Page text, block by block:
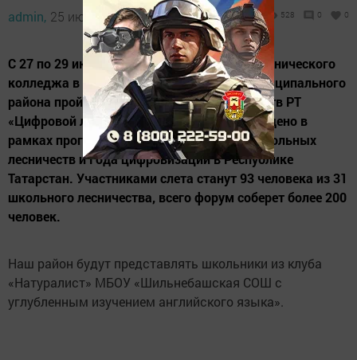
admin, 25 июля 2022 - 12:13 528 0 0
С 27 по 29 июля на базе Лубянского лесотехнического
колледжа в селе Лубяны Кукморского муниципального
района пройдет V Слет школьных лесничеств РТ
«Цифровой лес». Мероприятие будет проведено в
рамках программы развития движения школьных
лесничеств и Года цифровизации в Республике
Татарстан. Участниками слета станут 93 человека из 31
школьного лесничества, всего форум соберет более 200
человек.
Наш район будут представлять школьники из клуба
«Натуралист» МБОУ «Шильнебашская СОШ с
углубленным изучением английского языка».